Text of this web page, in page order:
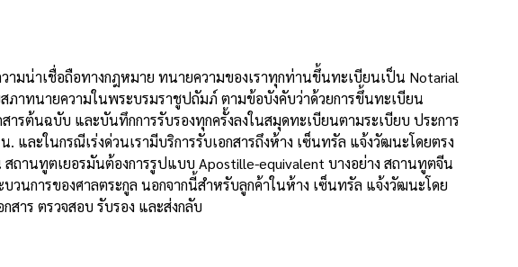
วามน่าเชื่อถือทางกฎหมาย ทนายความของเราทุกท่านขึ้นทะเบียนเป็น Notarial
ภาทนายความในพระบรมราชูปถัมภ์ ตามข้อบังคับว่าด้วยการขึ้นทะเบียน
รต้นฉบับ และบันทึกการรับรองทุกครั้งลงในสมุดทะเบียนตามระเบียบ ประการ
และในกรณีเร่งด่วนเรามีบริการรับเอกสารถึงห้าง เซ็นทรัล แจ้งวัฒนะโดยตรง
สถานทูตเยอรมันต้องการรูปแบบ Apostille-equivalent บางอย่าง สถานทูตจีน
นการของศาลตระกูล นอกจากนี้สำหรับลูกค้าในห้าง เซ็นทรัล แจ้งวัฒนะโดย
าร ตรวจสอบ รับรอง และส่งกลับ